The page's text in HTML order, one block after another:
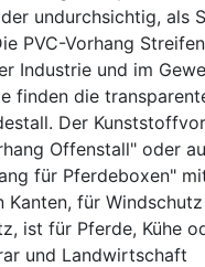
undurchsichtig, als
PVC-Vorhang
Industrie und im
finden die
Der
Offenstall" oder
für Pferdeboxen"
Kanten, für
ist für Pferde, Kühe
und Landwirtschaft